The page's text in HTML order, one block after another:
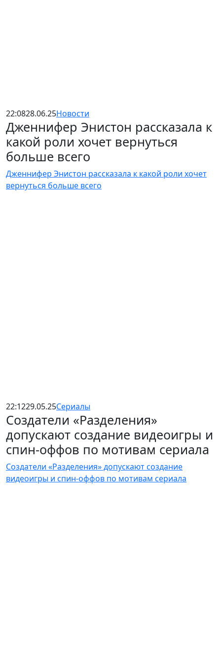
22:0828.06.25Новости
Дженнифер Энистон рассказала к
какой роли хочет вернуться
больше всего
Дженнифер Энистон рассказала к какой роли хочет
вернуться больше всего
22:1229.05.25Сериалы
Создатели «Разделения»
допускают создание видеоигры и
спин-оффов по мотивам сериала
Создатели «Разделения» допускают создание
видеоигры и спин-оффов по мотивам сериала